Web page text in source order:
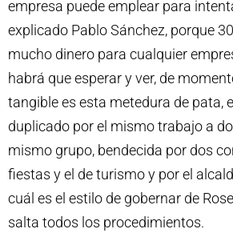
empresa puede emplear para
explicado Pablo Sánchez, porque
mucho dinero para cualquier
habrá que esperar y ver, de
tangible es esta metedura de pata,
duplicado por el mismo trabajo a
mismo grupo, bendecida por dos
fiestas y el de turismo y por el
cuál es el estilo de gobernar de
salta todos los procedimientos.